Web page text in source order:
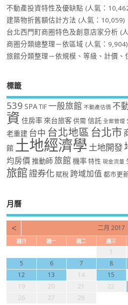
不動產投資特性及優缺點 (人氣：
建築物折舊額估計方法 (人氣：10,059)
台北西門町商圈特色及創意店家分析 (
商圈分類總整理－依區域 (人氣：9,904)
旅館分類整理－依規模、等級、計價、
標籤
539 SPA TIF 一般旅館 不動產估價 不
資 住房率 來台旅客 供需 信託 全案管理
老重建 台中 台北地區 台北市
館 土地經濟學 土地開發
均房價 推動師旅館 機率 特性 現金流量
旅館證券化 賦稅 跨域加值 都市更
月曆
< 二月 2017
週日 週一 週二 週三
1
5
6 7 8
12
13 14 15
19
20 21 22
26
27 28